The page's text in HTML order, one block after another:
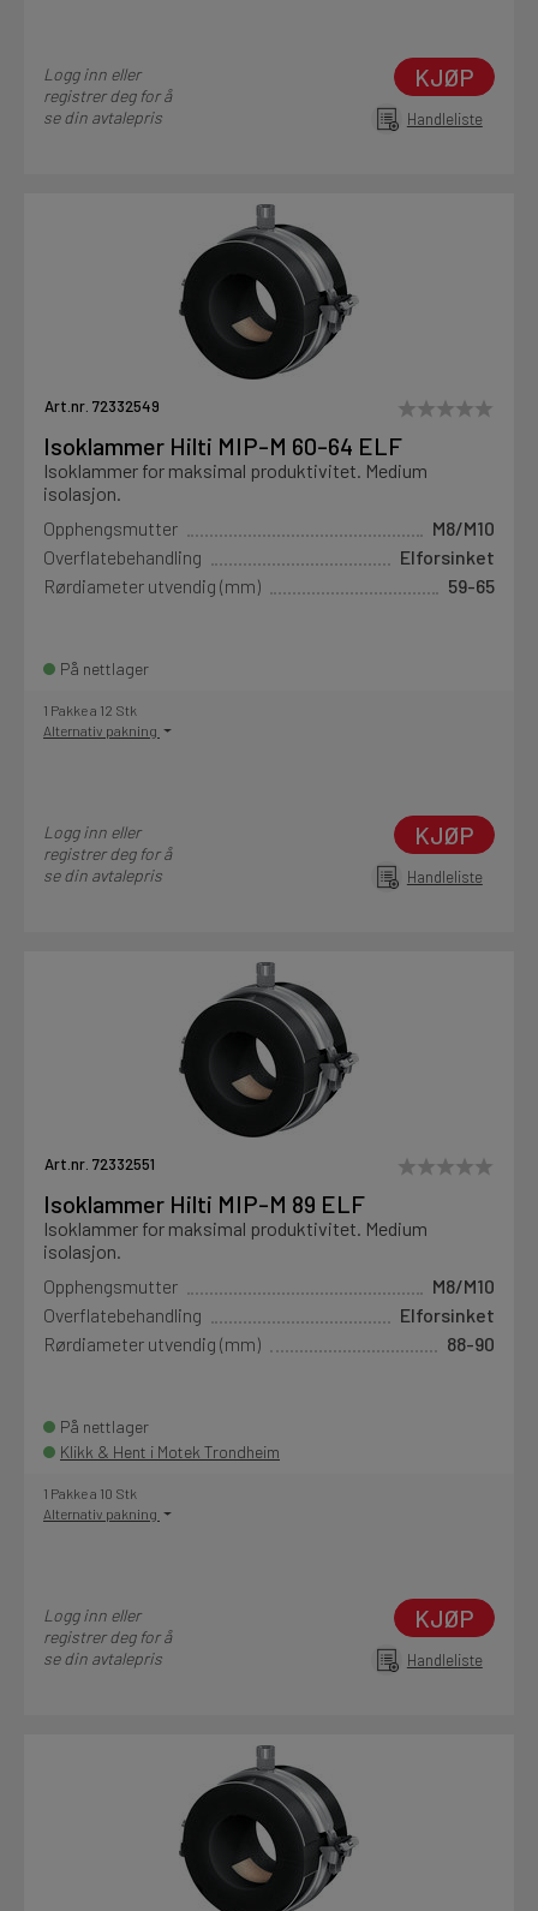
Logg inn eller
registrer deg for å
se din avtalepris
KJØP
Handleliste
Art.nr. 72332549
Isoklammer Hilti MIP-M 60-64 ELF
Isoklammer for maksimal produktivitet. Medium
isolasjon.
Opphengsmutter
M8/M10
Overflatebehandling
Elforsinket
Rørdiameter utvendig (mm)
59-65
På nettlager
1 Pakke a 12 Stk
Alternativ pakning
Logg inn eller
registrer deg for å
se din avtalepris
KJØP
Handleliste
Art.nr. 72332551
Isoklammer Hilti MIP-M 89 ELF
Isoklammer for maksimal produktivitet. Medium
isolasjon.
Opphengsmutter
M8/M10
Overflatebehandling
Elforsinket
Rørdiameter utvendig (mm)
88-90
På nettlager
Klikk & Hent i Motek Trondheim
1 Pakke a 10 Stk
Alternativ pakning
Logg inn eller
registrer deg for å
se din avtalepris
KJØP
Handleliste